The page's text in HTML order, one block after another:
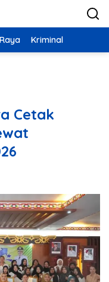
Kriminal
Cetak